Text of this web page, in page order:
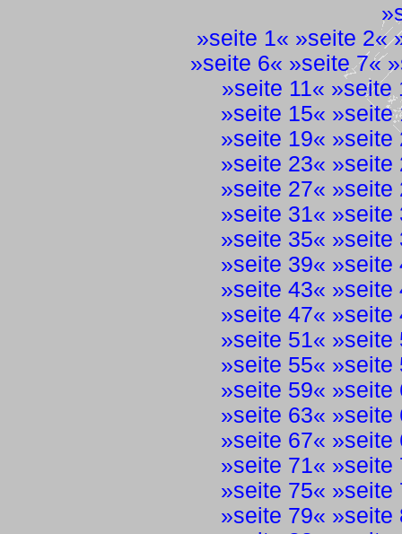
»
»seite 1« »seite 2«
»seite 6« »seite 7« »
»seite 11« »seite
»seite 15« »seite
»seite 19« »seite
»seite 23« »seite
»seite 27« »seite
»seite 31« »seite
»seite 35« »seite
»seite 39« »seite
»seite 43« »seite
»seite 47« »seite
»seite 51« »seite
»seite 55« »seite
»seite 59« »seite
»seite 63« »seite
»seite 67« »seite
»seite 71« »seite
»seite 75« »seite
»seite 79« »seite